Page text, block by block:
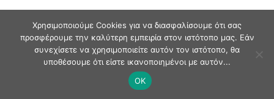
Χρησιμοποιούμε Cookies για να διασφαλίσουμε ότι σας
προσφέρουμε την καλύτερη εμπειρία στον ιστότοπο μας. Εάν
συνεχίσετε να χρησιμοποιείτε αυτόν τον ιστότοπο, θα
υποθέσουμε ότι είστε ικανοποιημένοι με αυτόν...
OK